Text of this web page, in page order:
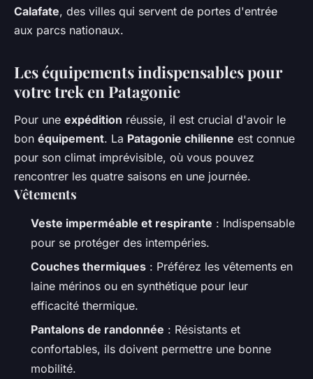
Calafate, des villes qui servent de portes d'entrée
aux parcs nationaux.
Les équipements indispensables pour
votre trek en Patagonie
Pour une expédition réussie, il est crucial d'avoir le
bon équipement. La Patagonie chilienne est connue
pour son climat imprévisible, où vous pouvez
rencontrer les quatre saisons en une journée.
Vêtements
Veste imperméable et respirante : Indispensable
pour se protéger des intempéries.
Couches thermiques : Préférez les vêtements en
laine mérinos ou en synthétique pour leur
efficacité thermique.
Pantalons de randonnée : Résistants et
confortables, ils doivent permettre une bonne
mobilité.